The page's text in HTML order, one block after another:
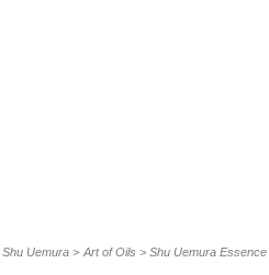
Shu Uemura > Art of Oils > Shu Uemura